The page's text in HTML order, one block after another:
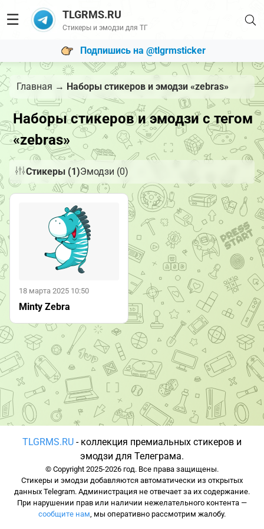
☰ TLGRMS.RU
Стикеры и эмодзи для ТГ
Подпишись на @tlgrmsticker
Главная → Наборы стикеров и эмодзи «zebras»
Наборы стикеров и эмодзи с тегом
«zebras»
Стикеры (1)Эмодзи (0)
18 марта 2025 10:50
Minty Zebra
TLGRMS.RU - коллекция премиальных стикеров и
эмодзи для Телеграма.
© Copyright 2025-2026 год. Все права защищены.
Стикеры и эмодзи добавляются автоматически из открытых
данных Telegram. Администрация не отвечает за их содержание.
При нарушении прав или наличии нежелательного контента —
сообщите нам, мы оперативно рассмотрим жалобу.